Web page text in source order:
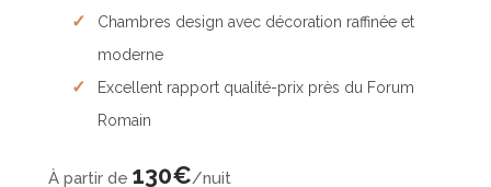
Chambres design avec décoration raffinée et
moderne
Excellent rapport qualité-prix près du Forum
Romain
À partir de 130€/nuit